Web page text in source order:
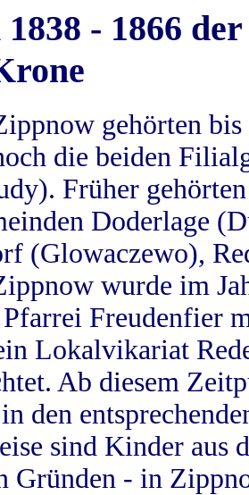
- 1866
gehörten
die beiden
Früher
Doderlage
(Glowaczewo),
wurde im
Pfarrei Freudenfier
Lokalvikariat
Ab diesem
den
sind Kinder aus
Gründen - in